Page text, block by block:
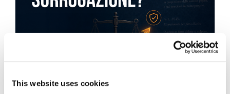
This website uses cookies